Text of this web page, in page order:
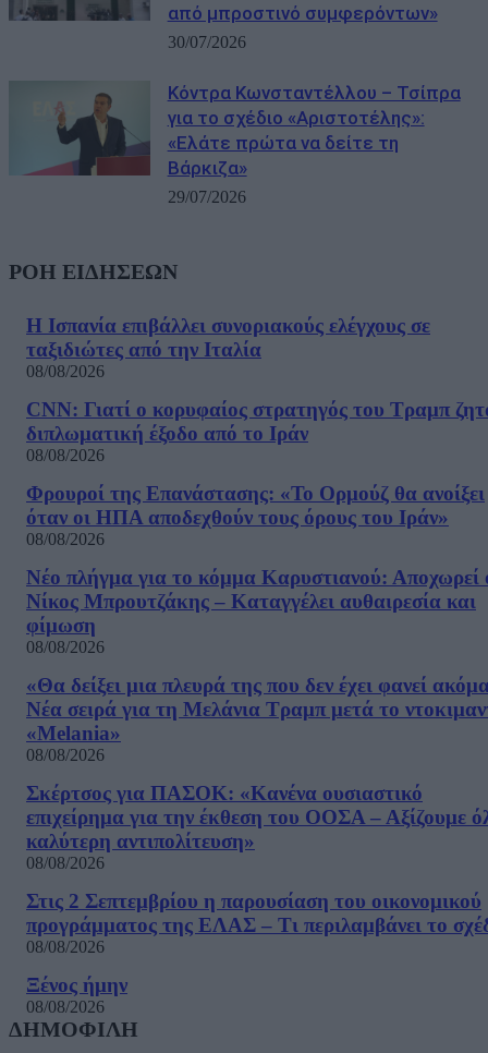
από μπροστινό συμφερόντων»
30/07/2026
Κόντρα Κωνσταντέλλου – Τσίπρα
για το σχέδιο «Αριστοτέλης»:
«Ελάτε πρώτα να δείτε τη
Βάρκιζα»
29/07/2026
ΡΟΗ ΕΙΔΗΣΕΩΝ
Η Ισπανία επιβάλλει συνοριακούς ελέγχους σε
ταξιδιώτες από την Ιταλία
08/08/2026
CNN: Γιατί ο κορυφαίος στρατηγός του Τραμπ
διπλωματική έξοδο από το Ιράν
08/08/2026
Φρουροί της Επανάστασης: «Το Ορμούζ θα ανοίξει
όταν οι ΗΠΑ αποδεχθούν τους όρους του Ιράν»
08/08/2026
Νέο πλήγμα για το κόμμα Καρυστιανού: Αποχωρεί
Νίκος Μπρουτζάκης – Καταγγέλει αυθαιρεσία και
φίμωση
08/08/2026
«Θα δείξει μια πλευρά της που δεν έχει φανεί
Νέα σειρά για τη Μελάνια Τραμπ μετά το
«Melania»
08/08/2026
Σκέρτσος για ΠΑΣΟΚ: «Κανένα ουσιαστικό
επιχείρημα για την έκθεση του ΟΟΣΑ – Αξίζουμε
καλύτερη αντιπολίτευση»
08/08/2026
Στις 2 Σεπτεμβρίου η παρουσίαση του οικονομικού
προγράμματος της ΕΛΑΣ – Τι περιλαμβάνει το
08/08/2026
Ξένος ήμην
08/08/2026
ΔΗΜΟΦΙΛΗ